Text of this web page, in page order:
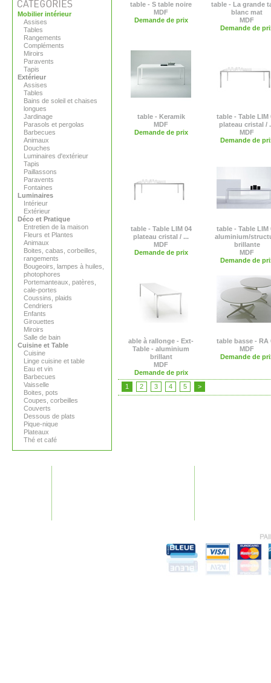
Mobilier intérieur
Assises
Tables
Rangements
Compléments
Miroirs
Paravents
Tapis
Extérieur
Assises
Tables
Bains de soleil et chaises
longues
Jardinage
Parasols et pergolas
Barbecues
Animaux
Douches
Luminaires d'extérieur
Tapis
Paillassons
Paravents
Fontaines
Luminaires
Intérieur
Extérieur
Déco et Pratique
Entretien de la maison
Fleurs et Plantes
Animaux
Boites, cabas, corbeilles,
rangements
Bougeoirs, lampes à huiles,
photophores
Portemanteaux, patères,
cale-portes
Coussins, plaids
Cendriers
Enfants
Girouettes
Miroirs
Salle de bain
Cuisine et Table
Cuisine
Linge cuisine et table
Eau et vin
Barbecues
Vaisselle
Boites, pots
Coupes, corbeilles
Couverts
Dessous de plats
Pique-nique
Plateaux
Thé et café
table - S table noire
MDF
Demande de prix
table - La grande
blanc mat
MDF
Demande de
table - Keramik
MDF
Demande de prix
table - Table LIM
plateau cristal /
MDF
Demande de
table - Table LIM 04
plateau cristal / ...
MDF
Demande de prix
table - Table LIM
aluminium/
brillante
MDF
Demande de
able à rallonge - Ext-
Table - aluminium
brillant
MDF
Demande de prix
table basse - RA
MDF
Demande de
1 2 3 4 5 >